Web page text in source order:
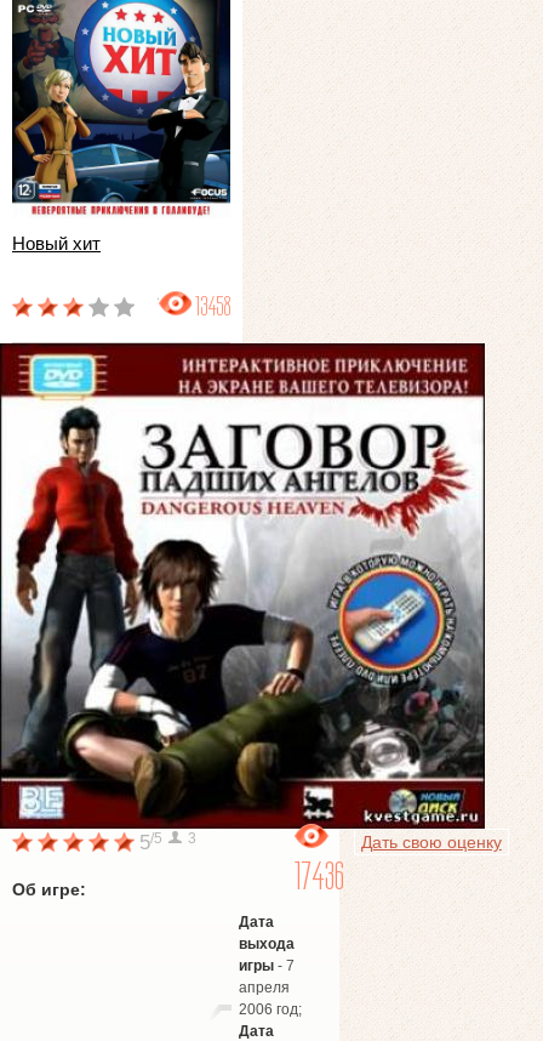
Новый хит
13458
Дать свою оценку
5/5 3
17436
Об игре:
Дата
выхода
игры- 7
апреля
2006 год;
Дата